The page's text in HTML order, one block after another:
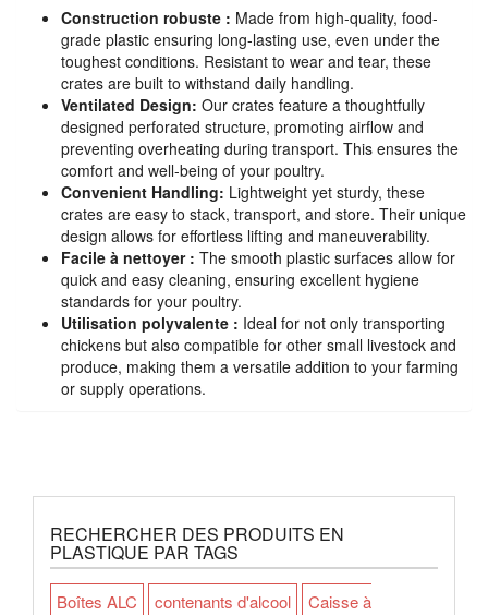
Construction robuste : Made from high-quality, food-
grade plastic ensuring long-lasting use, even under the
toughest conditions. Resistant to wear and tear, these
crates are built to withstand daily handling.
Ventilated Design: Our crates feature a thoughtfully
designed perforated structure, promoting airflow and
preventing overheating during transport. This ensures the
comfort and well-being of your poultry.
Convenient Handling: Lightweight yet sturdy, these
crates are easy to stack, transport, and store. Their unique
design allows for effortless lifting and maneuverability.
Facile à nettoyer : The smooth plastic surfaces allow for
quick and easy cleaning, ensuring excellent hygiene
standards for your poultry.
Utilisation polyvalente : Ideal for not only transporting
chickens but also compatible for other small livestock and
produce, making them a versatile addition to your farming
or supply operations.
RECHERCHER DES PRODUITS EN
PLASTIQUE PAR TAGS
Boîtes ALC contenants d'alcool
Caisse à